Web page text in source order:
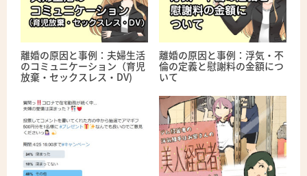
離婚の原因と事例：夫婦生活
のコミュニケーション（育児
放棄・セックスレス・DV)
離婚の原因と事例：浮気・不
倫の定義と慰謝料の金額につ
いて